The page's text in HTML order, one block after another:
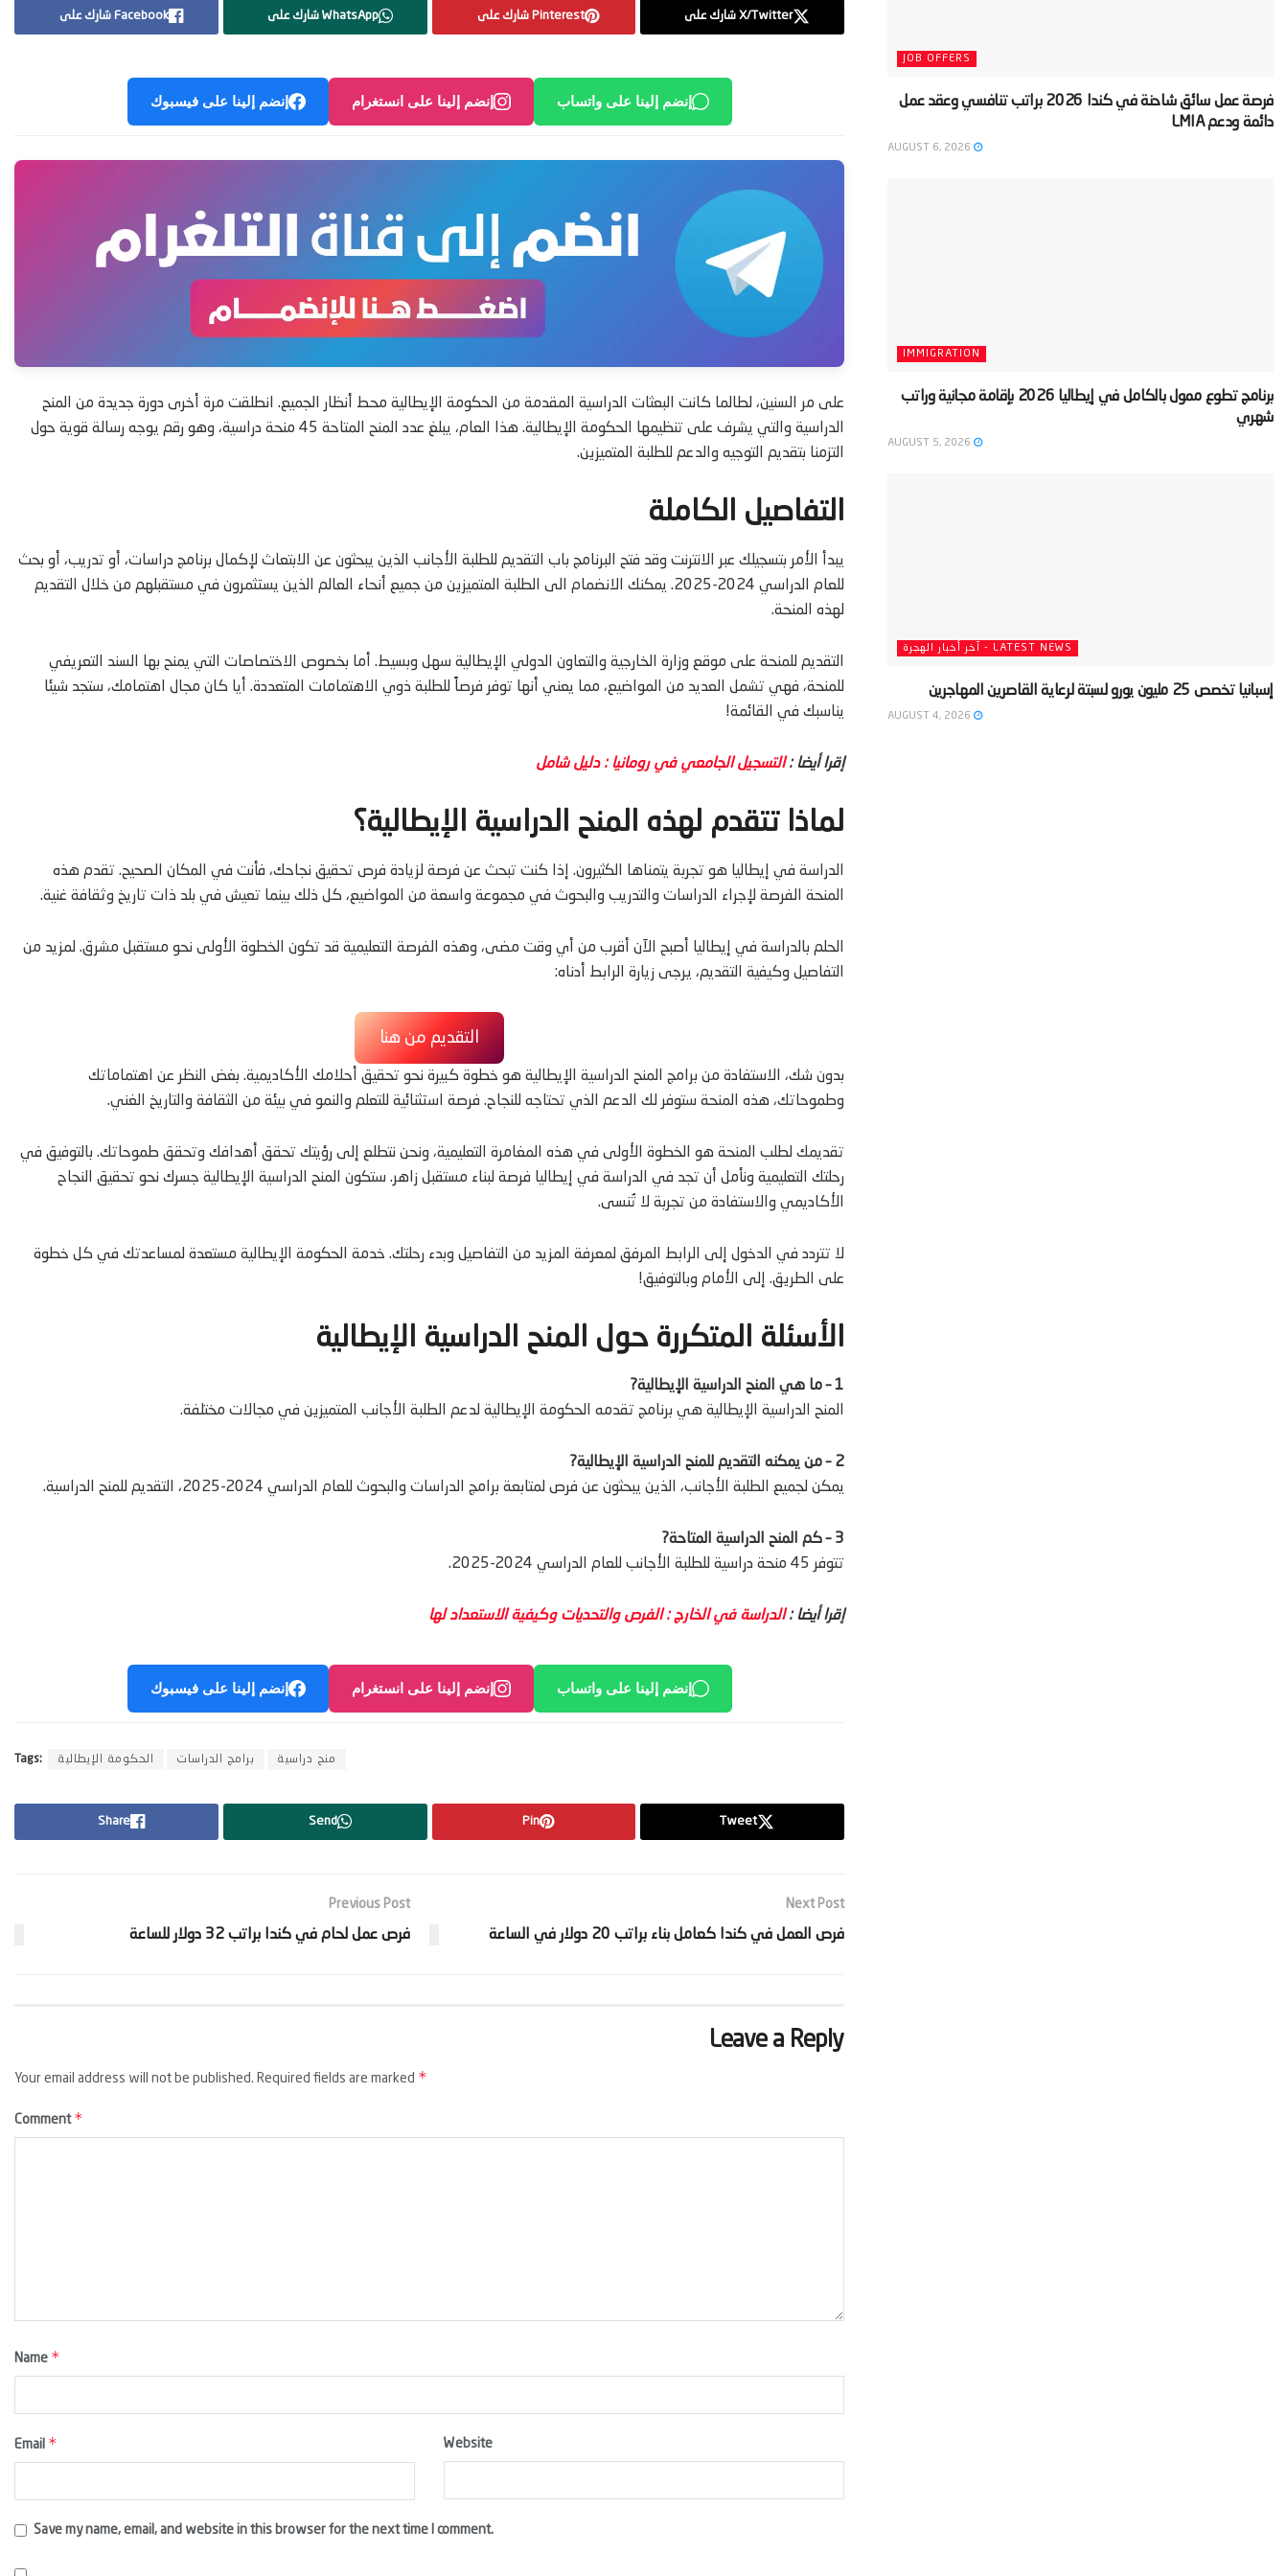
Facebook شارك على WhatsApp شارك على Pinterest شارك على X/Twitter شارك على
إنضم إلينا على فيسبوك إنضم إلينا على انستغرام إنضم إلينا على واتساب
على مر السنين، لطالما كانت البعثات الدراسية المقدمة من الحكومة الإيطالية محط أنظار الجميع. انطلقت مرة أخرى دورة جديدة من المنح
الدراسية والتي يشرف على تنظيمها الحكومة الإيطالية. هذا العام، يبلغ عدد المنح المتاحة 45 منحة دراسية، وهو رقم يوجه رسالة قوية حول
التزمنا بتقديم التوجيه والدعم للطلبة المتميزين.
التفاصيل الكاملة
يبدأ الأمر بتسجيلك عبر الانترنت وقد فتح البرنامج باب التقديم للطلبة الأجانب الذين يبحثون عن الابتعاث لإكمال برنامج دراسات، أو تدريب، أو بحث
للعام الدراسي 2024-2025. يمكنك الانضمام الى الطلبة المتميزين من جميع أنحاء العالم الذين يستثمرون في مستقبلهم من خلال التقديم
لهذه المنحة.
التقديم للمنحة على موقع وزارة الخارجية والتعاون الدولي الإيطالية سهل وبسيط. أما بخصوص الاختصاصات التي يمنح بها السند التعريفي
للمنحة، فهي تشمل العديد من المواضيع، مما يعني أنها توفر فرصاً للطلبة ذوي الاهتمامات المتعددة. أيا كان مجال اهتمامك، ستجد شيئا
يناسبك في القائمة!
إقرا أيضا :التسجيل الجامعي في رومانيا : دليل شامل
لماذا تتقدم لهذه المنح الدراسية الإيطالية؟
الدراسة في إيطاليا هو تجربة يتمناها الكثيرون. إذا كنت تبحث عن فرصة لزيادة فرص تحقيق نجاحك، فأنت في المكان الصحيح. تقدم هذه
المنحة الفرصة لإجراء الدراسات والتدريب والبحوث في مجموعة واسعة من المواضيع، كل ذلك بينما تعيش في بلد ذات تاريخ وثقافة غنية.
الحلم بالدراسة في إيطاليا أصبح الآن أقرب من أي وقت مضى، وهذه الفرصة التعليمية قد تكون الخطوة الأولى نحو مستقبل مشرق. لمزيد من
التفاصيل وكيفية التقديم، يرجى زيارة الرابط أدناه:
التقديم من هنا
بدون شك، الاستفادة من برامج المنح الدراسية الإيطالية هو خطوة كبيرة نحو تحقيق أحلامك الأكاديمية. بغض النظر عن اهتماماتك
وطموحاتك، هذه المنحة ستوفر لك الدعم الذي تحتاجه للنجاح. فرصة استثنائية للتعلم والنمو في بيئة من الثقافة والتاريخ الغني.
تقديمك لطلب المنحة هو الخطوة الأولى في هذه المغامرة التعليمية، ونحن نتطلع إلى رؤيتك تحقق أهدافك وتحقق طموحاتك. بالتوفيق في
رحلتك التعليمية ونأمل أن تجد في الدراسة في إيطاليا فرصة لبناء مستقبل زاهر. ستكون المنح الدراسية الإيطالية جسرك نحو تحقيق النجاح
الأكاديمي والاستفادة من تجربة لا تُنسى.
لا تتردد في الدخول إلى الرابط المرفق لمعرفة المزيد من التفاصيل وبدء رحلتك. خدمة الحكومة الإيطالية مستعدة لمساعدتك في كل خطوة
على الطريق. إلى الأمام وبالتوفيق!
الأسئلة المتكررة حول المنح الدراسية الإيطالية
1 – ما هي المنح الدراسية الإيطالية?
المنح الدراسية الإيطالية هي برنامج تقدمه الحكومة الإيطالية لدعم الطلبة الأجانب المتميزين في مجالات مختلفة.
2 – من يمكنه التقديم للمنح الدراسية الإيطالية?
يمكن لجميع الطلبة الأجانب، الذين يبحثون عن فرص لمتابعة برامج الدراسات والبحوث للعام الدراسي 2024-2025، التقديم للمنح الدراسية.
3 – كم المنح الدراسية المتاحة?
تتوفر 45 منحة دراسية للطلبة الأجانب للعام الدراسي 2024-2025.
إقرا أيضا :الدراسة في الخارج : الفرص والتحديات وكيفية الاستعداد لها
إنضم إلينا على فيسبوك إنضم إلينا على انستغرام إنضم إلينا على واتساب
Tags: الحكومة الإيطالية برامج الدراسات منح دراسية
Share Send Pin Tweet
Previous Post
‫فرص عمل لحام في كندا براتب 32 دولار للساعة ‬
Next Post
‫فرص العمل في كندا كعامل بناء براتب 20 دولار في الساعة‬
Leave a Reply
Your email address will not be published. Required fields are marked *
Comment *
Name *
Email * Website
Save my name, email, and website in this browser for the next time I comment.
JOB OFFERS
‫فرصة عمل سائق شاحنة في كندا 2026 براتب تنافسي وعقد عمل
دائمة ودعم LMIA‬
IMMIGRATION
‫برنامج تطوع ممول بالكامل في إيطاليا 2026 بإقامة مجانية وراتب
شهري‬
LATEST NEWS - آخر أخبار الهجرة
‫إسبانيا تخصص 25 مليون يورو لسبتة لرعاية القاصرين المهاجرين‬